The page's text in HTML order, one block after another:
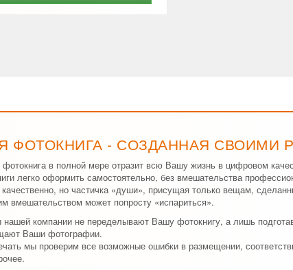
ФОТОКНИГА - СОЗДАННАЯ СВОИМИ
фотокнига в полной мере отразит всю Вашу жизнь в цифровом
легко оформить самостоятельно, без вмешательства
но частичка «души», присущая только вещам,
вмешательством может попросту «испариться».
нашей компании не переделывают Вашу фотокнигу, а лишь
Ваши фотографии.
мы проверим все возможные ошибки в размещении,